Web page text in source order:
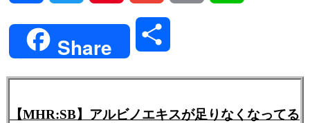
Share
【MHR:SB】アルビノエキスが足りなくなってる